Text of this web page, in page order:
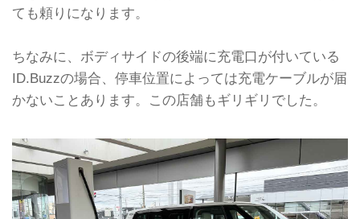
ても頼りになります。
ちなみに、ボディサイドの後端に充電口が付いている
ID.Buzzの場合、停車位置によっては充電ケーブルが届
かないことあります。この店舗もギリギリでした。